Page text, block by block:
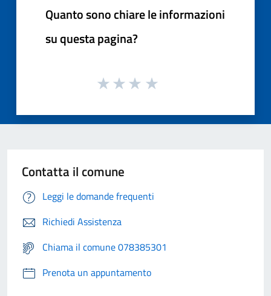
Quanto sono chiare le informazioni
su questa pagina?
Contatta il comune
Leggi le domande frequenti
Richiedi Assistenza
Chiama il comune 078385301
Prenota un appuntamento